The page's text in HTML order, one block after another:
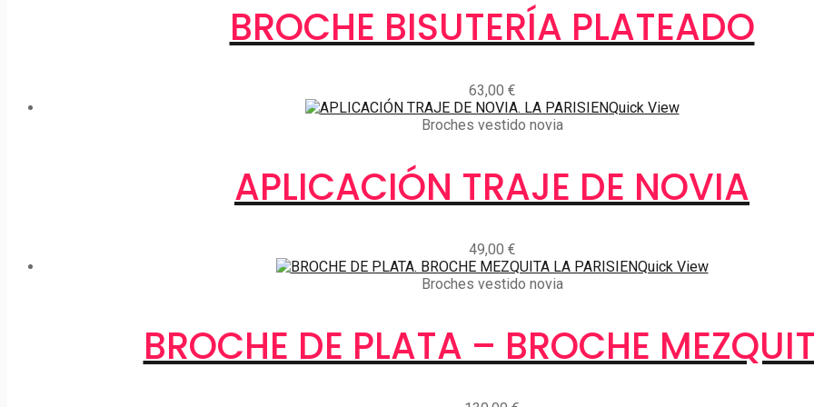
BROCHE BISUTERÍA PLATEADO
63,00 €
Quick View
Broches vestido novia
APLICACIÓN TRAJE DE NOVIA
49,00 €
Quick View
Broches vestido novia
BROCHE DE PLATA – BROCHE